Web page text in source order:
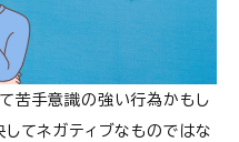
行動
NG交渉例
高まる言動
を探る方法
苦手意識の強い行為かもし
してネガティブなものではな